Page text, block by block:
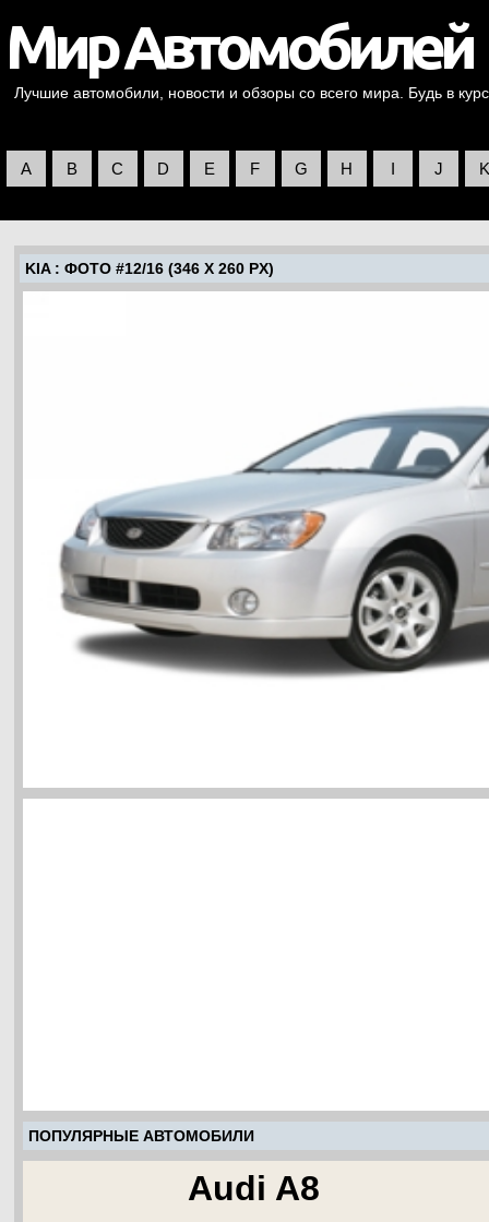
Лучшие автомобили, новости и обзоры со всего мира. Будь в
A B C D E F G H I J K
KIA: ФОТО #12/16 (346 X 260 PX)
ПОПУЛЯРНЫЕ АВТОМОБИЛИ
Audi A8